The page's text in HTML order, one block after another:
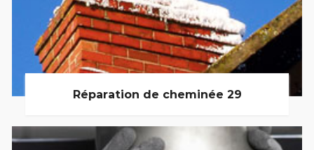
Réparation de cheminée 29